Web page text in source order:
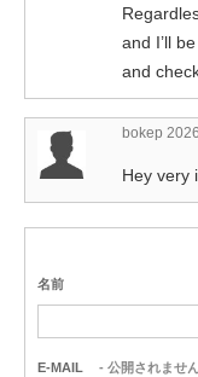
and I’ll
and
bokep
Hey very
名前
E-MAIL - 公開されませ